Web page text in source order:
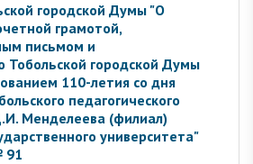
городской Думы "О
грамотой,
письмом и
Тобольской городской Думы
110-летия со дня
педагогического
Менделеева (филиал)
университета"
91